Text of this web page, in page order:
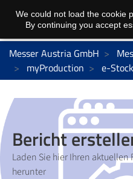
Messer Austria GmbH
myProduction
e-Stock
Bericht
Laden Sie hier Ihren
herunter
We could not load the cookie
By continuing you accept